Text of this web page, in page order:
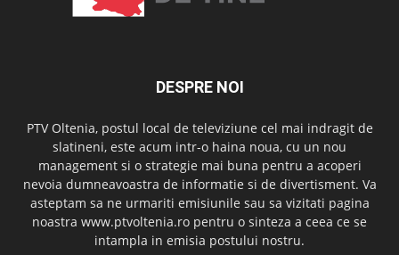
DESPRE NOI
PTV Oltenia, postul local de televiziune cel mai indragit de
slatineni, este acum intr-o haina noua, cu un nou
management si o strategie mai buna pentru a acoperi
nevoia dumneavoastra de informatie si de divertisment. Va
asteptam sa ne urmariti emisiunile sau sa vizitati pagina
noastra www.ptvoltenia.ro pentru o sinteza a ceea ce se
intampla in emisia postului nostru.